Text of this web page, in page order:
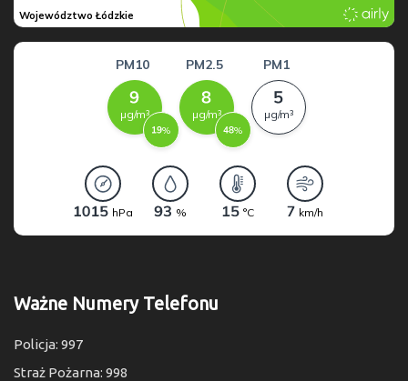
Ważne Numery Telefonu
Policja: 997
Straż Pożarna: 998